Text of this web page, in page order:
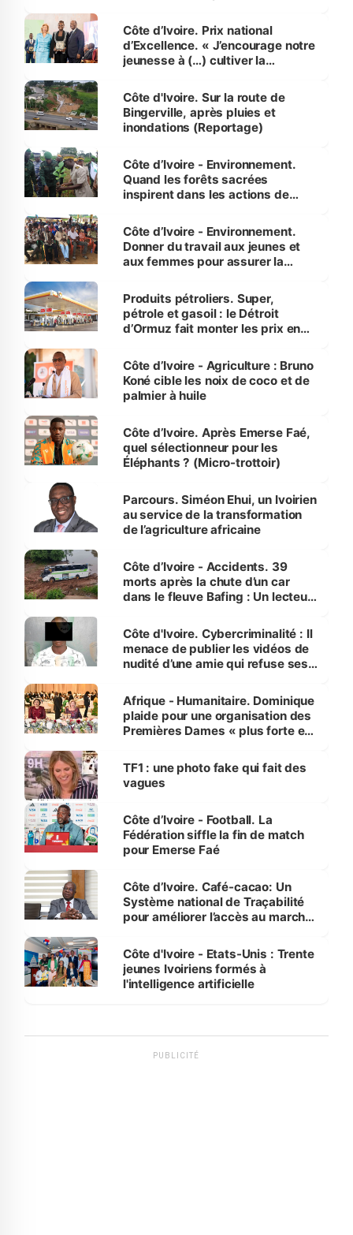
Côte d’Ivoire. Prix national
d’Excellence. « J’encourage notre
jeunesse à (…) cultiver la
(Alassane Ouattara
Côte d'Ivoire. Sur la route de
Bingerville, après pluies et
inondations (Reportage)
Côte d’Ivoire - Environnement.
Quand les forêts sacrées
inspirent dans les actions de
Côte d’Ivoire - Environnement.
Donner du travail aux jeunes et
aux femmes pour assurer la
menacées
Produits pétroliers. Super,
pétrole et gasoil : le Détroit
d’Ormuz fait monter les prix en
Côte d’Ivoire - Agriculture : Bruno
Koné cible les noix de coco et de
palmier à huile
Côte d’Ivoire. Après Emerse Faé,
quel sélectionneur pour les
Éléphants ? (Micro-trottoir)
Parcours. Siméon Ehui, un Ivoirien
au service de la transformation
de l’agriculture africaine
Côte d’Ivoire - Accidents. 39
morts après la chute d’un car
dans le fleuve Bafing : Un lecteur
des Transports
Côte d'Ivoire. Cybercriminalité : Il
menace de publier les vidéos de
nudité d’une amie qui refuse ses
Afrique - Humanitaire. Dominique
plaide pour une organisation des
Premières Dames « plus forte et
sur la scène internationale »
TF1 : une photo fake qui fait des
vagues
Côte d’Ivoire - Football. La
Fédération siffle la fin de match
pour Emerse Faé
Côte d’Ivoire. Café-cacao: Un
Système national de Traçabilité
pour améliorer l’accès au marché
Côte d'Ivoire - Etats-Unis : Trente
jeunes Ivoiriens formés à
l'intelligence artificielle
PUBLICITÉ